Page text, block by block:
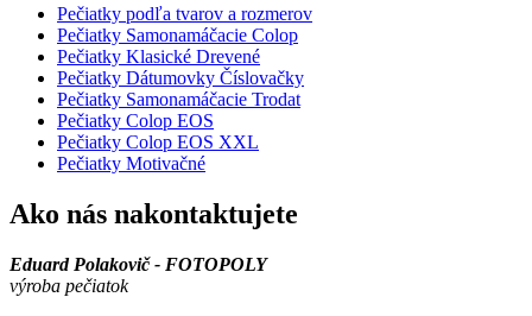
Pečiatky podľa tvarov a rozmerov
Pečiatky Samonamáčacie Colop
Pečiatky Klasické Drevené
Pečiatky Dátumovky Číslovačky
Pečiatky Samonamáčacie Trodat
Pečiatky Colop EOS
Pečiatky Colop EOS XXL
Pečiatky Motivačné
Ako nás nakontaktujete
Eduard Polakovič - FOTOPOLY
výroba pečiatok